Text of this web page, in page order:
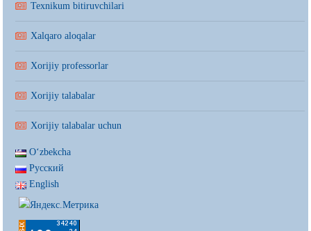
Texnikum bitiruvchilari
Xalqaro aloqalar
Xorijiy professorlar
Xorijiy talabalar
Xorijiy talabalar uchun
Oʻzbekcha
Русский
English